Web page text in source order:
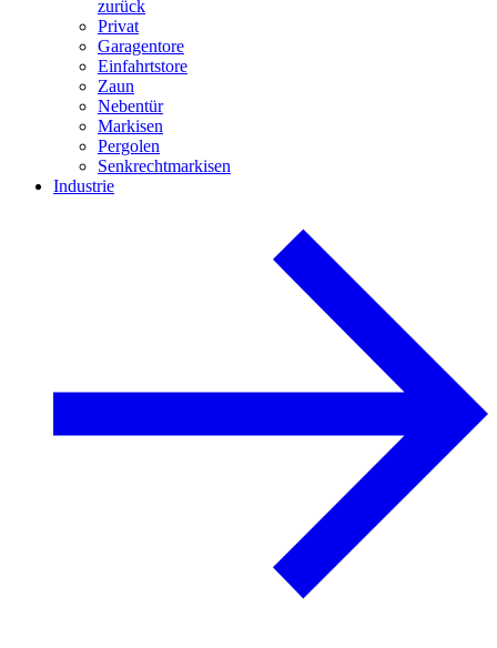
zurück
Privat
Garagentore
Einfahrtstore
Zaun
Nebentür
Markisen
Pergolen
Senkrechtmarkisen
Industrie